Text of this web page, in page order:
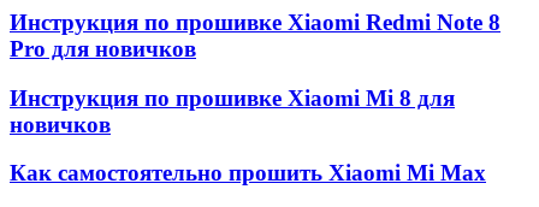
Инструкция по прошивке Xiaomi Redmi Note 8
Pro для новичков
Инструкция по прошивке Xiaomi Mi 8 для
новичков
Как самостоятельно прошить Xiaomi Mi Max